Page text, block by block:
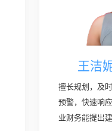
王洁
擅长规划，及
预警，快速响
业财务能提出